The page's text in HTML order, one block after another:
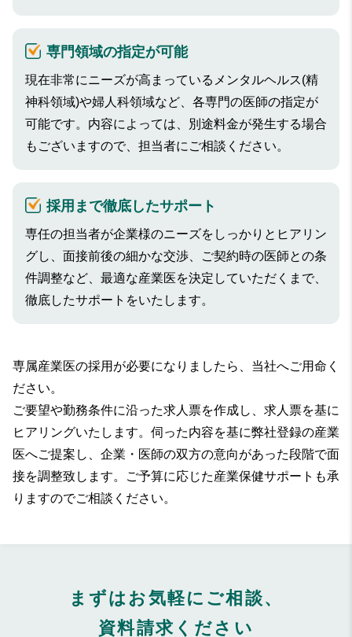
専門領域の指定が可能
現在非常にニーズが高まっているメンタルヘルス(精
神科領域)や婦人科領域など、各専門の医師の指定が
可能です。内容によっては、別途料金が発生する場合
もございますので、担当者にご相談ください。
採用まで徹底したサポート
専任の担当者が企業様のニーズをしっかりとヒアリン
グし、面接前後の細かな交渉、ご契約時の医師との条
件調整など、最適な産業医を決定していただくまで、
徹底したサポートをいたします。
専属産業医の採用が必要になりましたら、当社へご用命く
ださい。
ご要望や勤務条件に沿った求人票を作成し、求人票を基に
ヒアリングいたします。伺った内容を基に弊社登録の産業
医へご提案し、企業・医師の双方の意向があった段階で面
接を調整致します。ご予算に応じた産業保健サポートも承
りますのでご相談ください。
まずはお気軽にご相談、
資料請求ください